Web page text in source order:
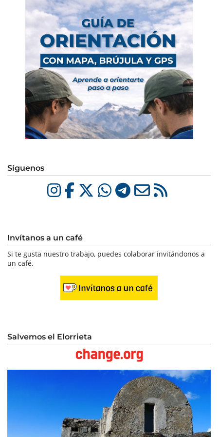
Síguenos
Invítanos a un café
Si te gusta nuestro trabajo, puedes colaborar invitándonos a
un café.
Salvemos el Elorrieta